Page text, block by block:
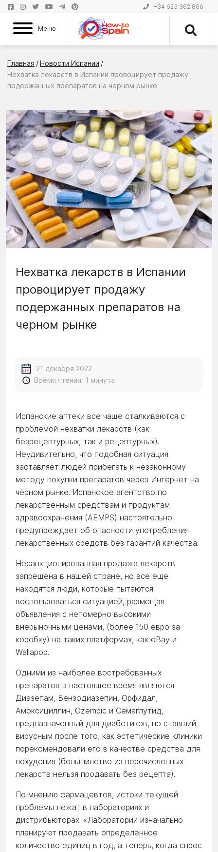
+34 623 362 806
Меню
Главная /Новости Испании /
Нехватка лекарств в Испании провоцирует продажу
подержанных препаратов на черном рынке
Нехватка лекарств в Испании
провоцирует продажу
подержанных препаратов на
черном рынке
21 декабря 2022
Время чтения: 1 минута
Испанские аптеки все чаще сталкиваются с
проблемой нехватки лекарств (как
безрецептурных, так и рецептурных).
Неудивительно, что подобная ситуация
заставляет людей прибегать к незаконному
методу покупки препаратов через Интернет на
черном рынке. Испанское агентство по
лекарственным средствам и продуктам
здравоохранения (AEMPS) настоятельно
предупреждает об опасности употребления
лекарственных средств без гарантий качества.
Несанкционированная продажа лекарств
запрещена в нашей стране, но все еще
находятся люди, которые пытаются
воспользоваться ситуацией, размещая
объявления с непомерно высокими
внерыночными ценами, (более 150 евро за
коробку) на таких платформах, как eBay и
Wallapop.
Одними из наиболее востребованных
препаратов в настоящее время являются
Диазепам, Бензодиазепин, Орфидал,
Амоксициллин, Ozempic и Семаглутид,
предназначенный для диабетиков, но ставший
вирусным после того, как эстетические клиники
порекомендовали его в качестве средства для
похудения (большинство из перечисленных
лекарств нельзя продавать без рецепта).
По мнению фармацевтов, истоки текущей
проблемы лежат в лабораториях и
дистрибьюторах: «Лаборатории изначально
планируют продавать определенное
количество единиц в год, а теперь, когда спрос